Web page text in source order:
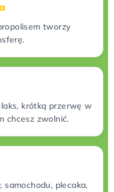
tworzy
krótką przerwę w
chcesz zwolnić.
samochodu, plecaka,